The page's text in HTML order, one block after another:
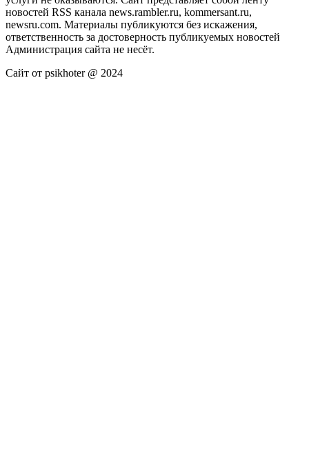
новостей RSS канала news.rambler.ru, kommersant.ru,
newsru.com. Материалы публикуются без искажения,
ответственность за достоверность публикуемых новостей
Администрация сайта не несёт.
Сайт от psikhoter @ 2024